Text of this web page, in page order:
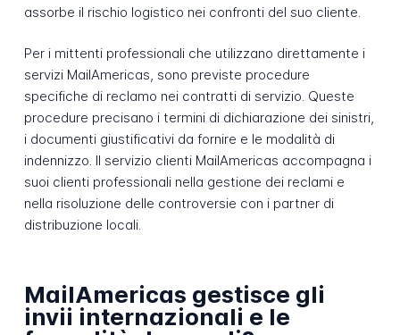
assorbe il rischio logistico nei confronti del suo cliente.
Per i mittenti professionali che utilizzano direttamente i
servizi MailAmericas, sono previste procedure
specifiche di reclamo nei contratti di servizio. Queste
procedure precisano i termini di dichiarazione dei sinistri,
i documenti giustificativi da fornire e le modalità di
indennizzo. Il servizio clienti MailAmericas accompagna i
suoi clienti professionali nella gestione dei reclami e
nella risoluzione delle controversie con i partner di
distribuzione locali.
MailAmericas gestisce gli
invii internazionali e le